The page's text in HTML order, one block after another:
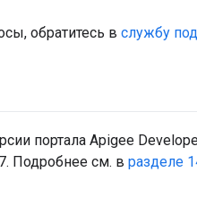
обратитесь в службу
портала Apigee
Подробнее см. в разделе